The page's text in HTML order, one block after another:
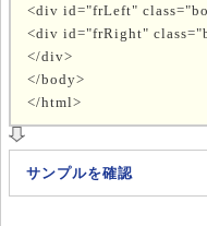
<div id="frLeft"
<div id="frRight"
</div>
</body>
</html>
サンプルを確認